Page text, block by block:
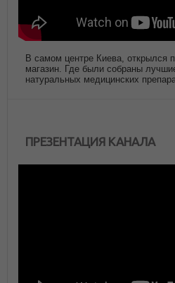
В самом центре Киева, открылся
магазин. Где были собраны
натуральных медицинских
ПРЕЗЕНТАЦИЯ КАНАЛА